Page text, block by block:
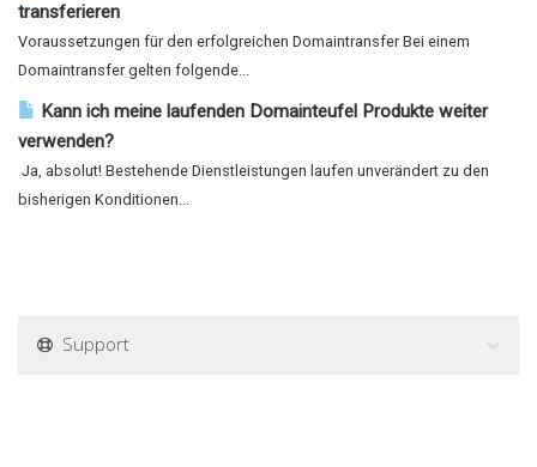
transferieren
Voraussetzungen für den erfolgreichen Domaintransfer Bei einem
Domaintransfer gelten folgende...
Kann ich meine laufenden Domainteufel Produkte weiter
verwenden?
Ja, absolut! Bestehende Dienstleistungen laufen unverändert zu den
bisherigen Konditionen...
Support